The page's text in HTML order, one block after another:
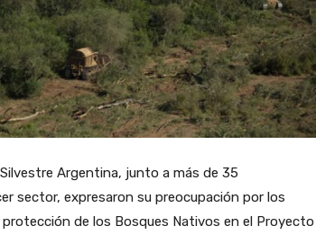
Argentina, junto a más de 35
sector, expresaron su preocupación por los
de los Bosques Nativos en el Proyecto